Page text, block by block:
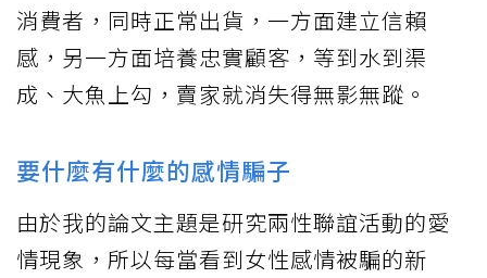
消費者，同時正常出貨，一方面建立信賴
感，另一方面培養忠實顧客，等到水到渠
成、大魚上勾，賣家就消失得無影無蹤。
要什麼有什麼的感情騙子
由於我的論文主題是研究兩性聯誼活動的愛
情現象，所以每當看到女性感情被騙的新